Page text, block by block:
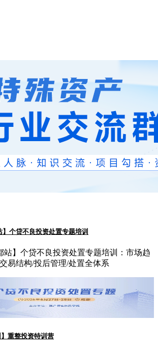
】个贷不良投资处置专题培训
站】个贷不良投资处置专题培训：市场趋
易结构/投后管理/处置全体系
】重整投资特训营